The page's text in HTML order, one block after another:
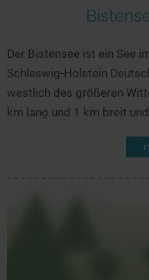
Der Bistensee ist ein See
Schleswig-Holstein
westlich des größeren
km lang und 1 km breit